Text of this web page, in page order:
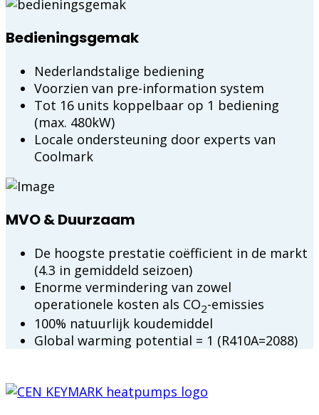
Bedieningsgemak
Nederlandstalige bediening
Voorzien van pre-information system
Tot 16 units koppelbaar op 1 bediening
(max. 480kW)
Locale ondersteuning door experts van
Coolmark
MVO & Duurzaam
De hoogste prestatie coëfficient in de markt
(4.3 in gemiddeld seizoen)
Enorme vermindering van zowel
operationele kosten als CO2-emissies
100% natuurlijk koudemiddel
Global warming potential = 1 (R410A=2088)